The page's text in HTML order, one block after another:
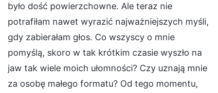
było dość powierzchowne. Ale teraz nie
potrafiłam nawet wyrazić najważniejszych myśli,
gdy zabierałam głos. Co wszyscy o mnie
pomyślą, skoro w tak krótkim czasie wyszło na
jaw tak wiele moich ułomności? Czy uznają mnie
za osobę małego formatu? Od tego momentu,